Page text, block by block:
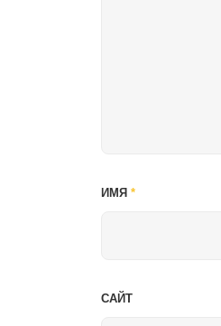
ИМЯ *
САЙТ